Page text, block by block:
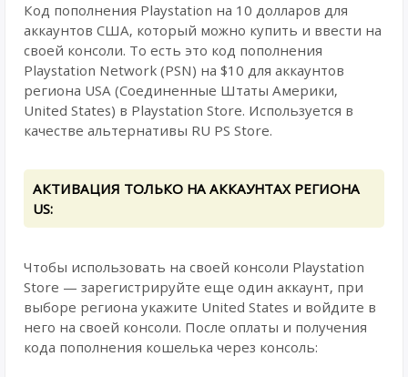
Код пополнения Playstation на 10 долларов для
аккаунтов США, который можно купить и ввести на
своей консоли. То есть это код пополнения
Playstation Network (PSN) на $10 для аккаунтов
региона USA (Соединенные Штаты Америки,
United States) в Playstation Store. Используется в
качестве альтернативы RU PS Store.
АКТИВАЦИЯ ТОЛЬКО НА АККАУНТАХ РЕГИОНА
US:
Чтобы использовать на своей консоли Playstation
Store — зарегистрируйте еще один аккаунт, при
выборе региона укажите United States и войдите в
него на своей консоли. После оплаты и получения
кода пополнения кошелька через консоль: